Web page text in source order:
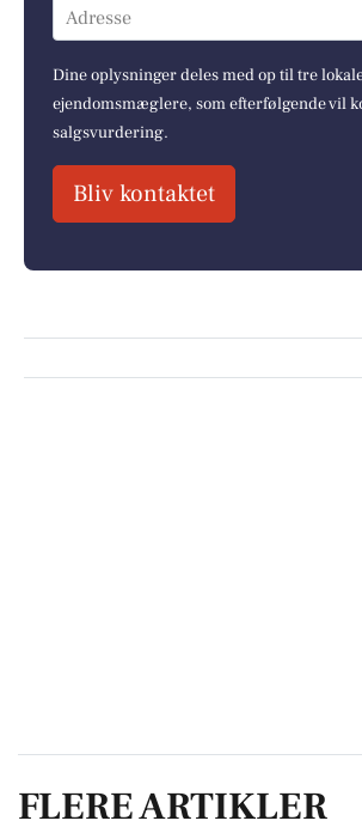
Adresse
Dine oplysninger deles med op til tre
ejendomsmæglere, som efterfølgende vil
salgsvurdering.
Bliv kontaktet
FLERE ARTIKLER